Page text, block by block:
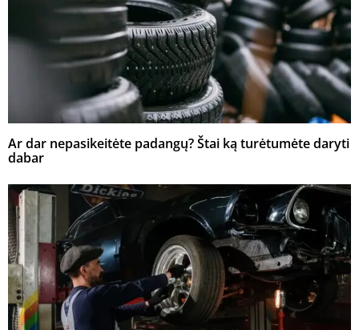
Ar dar nepasikeitėte padangų? Štai ką turėtumėte daryti
dabar